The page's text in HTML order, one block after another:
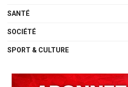
SANTÉ
SOCIÉTÉ
SPORT & CULTURE